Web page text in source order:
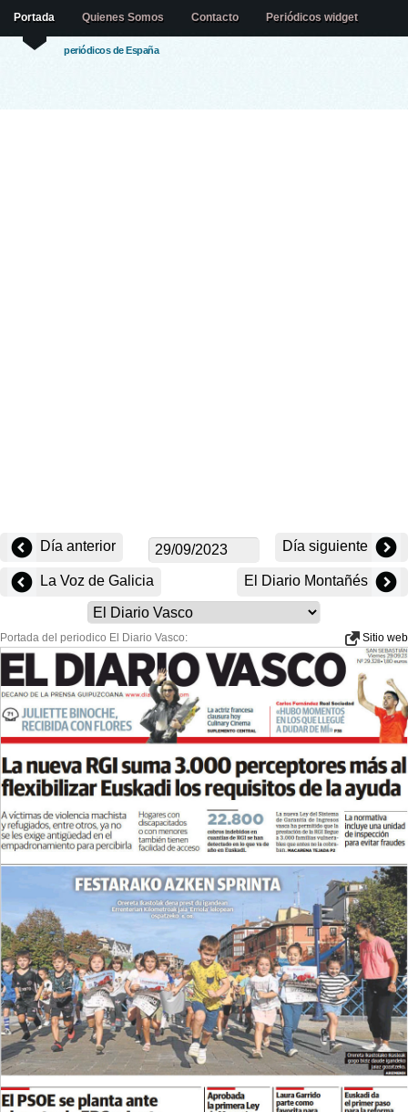
periódicos de España
Portada Quienes Somos Contacto Periódicos widget
Día anterior Día siguiente
La Voz de Galicia El Diario Montañés
Portada del periodico El Diario Vasco: Sitio web